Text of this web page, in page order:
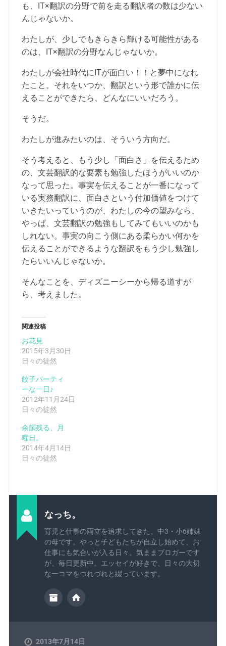
も、IT×翻訳の分野で前を走る翻訳者の数は少ない
んじゃないか。
わたしが、少しでもきらきら輝ける可能性がある
のは、IT×翻訳の分野なんじゃないか。
わたしが会社時代にITが面白い！！と夢中になれ
たこと。それをいつか、翻訳という形で誰かに伝
えることができたら、どんなにいいだろう。
そうだ。
わたしが進みたいのは、そういう方向だ。
そう考えると、もう少し「面白さ」を伝えるため
の、文芸翻訳的な要素も勉強したほうがいいのか
なって思った。事実を伝えることが一番になって
いる実務翻訳に、面白さという付加価値をつけて
いきたいっていうのが、わたしの今の望みなら、
やっぱ、文芸翻訳の勉強もしてみてもいいのかも
しれない。事実の向こう側にある柔らかい何かを
伝えることができるような翻訳をもう少し勉強し
たらいいんじゃないか。
そんなことを、ディズニーシーから帰る道すが
ら、考えました。
関連投稿
お花見
2015年3月30日
日々の徒然
餃子パーティ
ーな一日♪
2012年11月24日
日々の徒然
余韻残る、月
曜日。
2014年4月14日
日々の徒然
なっち。
育児と仕事の両立を追求してきた、中3・小6姉妹
の母です。やっと子どもたちが自立し始めて、お
仕事にも気合いが入る日々。気ままブロガーです
が、毎日更新中。エッセイが好きで、日々の大切
な一コマをつれづれと綴っています。
2013年7月14日